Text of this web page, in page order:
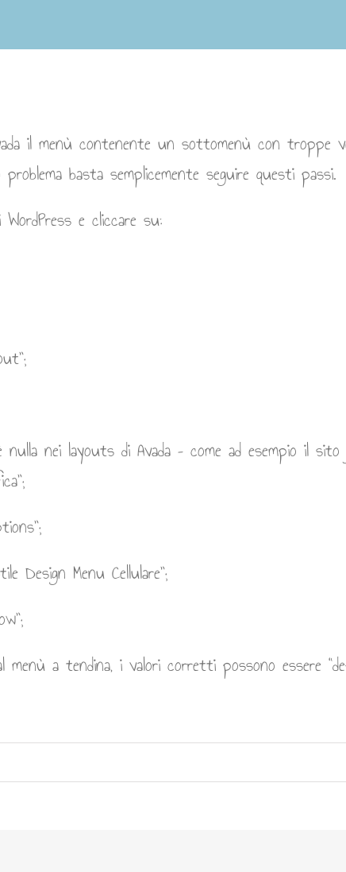
il menù contenente un sottomenù con
basta semplicemente seguire questi passi.
e cliccare su:
nei layouts di Avada – come ad esempio il sito
Design Menu Cellulare”;
menù a tendina, i valori corretti possono essere